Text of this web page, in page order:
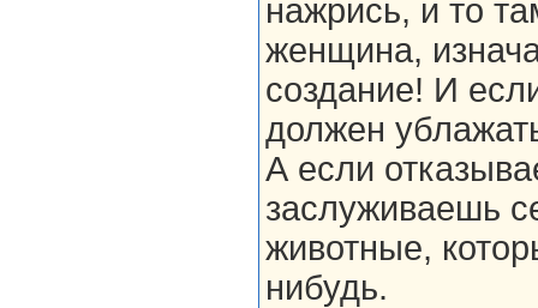
нажрись, и то
женщина,
создание! И
должен
А если
заслуживаешь
животные,
нибудь.